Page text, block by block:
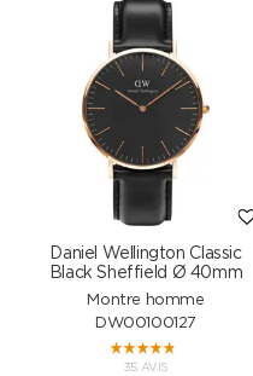
Daniel Wellington Classic
Black Sheffield Ø 40mm
Montre homme
DW00100127
35 AVIS